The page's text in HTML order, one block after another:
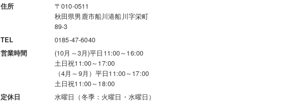
住所
〒010-0511
秋田県男鹿市船川港船川字栄町
89-3
TEL 0185-47-6040
営業時間
(10月～3月)平日11:00～16:00
土日祝11:00～17:00
（4月～9月）平日11:00～17:00
土日祝11:00～18:00
定休日 水曜日（冬季：火曜日・水曜日）